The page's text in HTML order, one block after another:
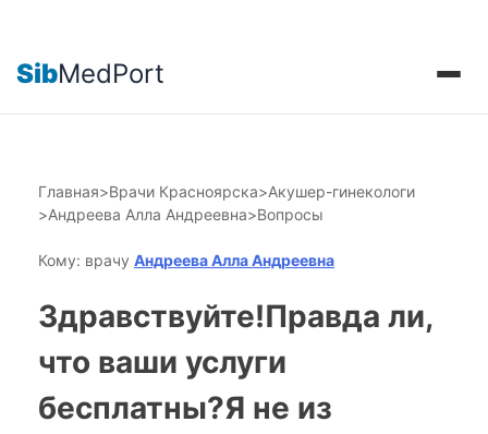
SibMedPort
Главная>Врачи Красноярска>Акушер-гинекологи
>Андреева Алла Андреевна>Вопросы
Кому: врачу Андреева Алла Андреевна
Здравствуйте!Правда ли,
что ваши услуги
бесплатны?Я не из